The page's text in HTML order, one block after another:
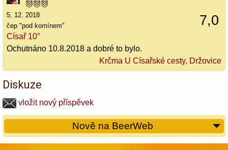
7,0
5. 12. 2018
čep "pod komínem"
Císař 10°
Ochutnáno 10.8.2018 a dobré to bylo.
Krčma U Císařské cesty, Držovice
Diskuze
vložit nový příspěvek
Nově na BeerWeb